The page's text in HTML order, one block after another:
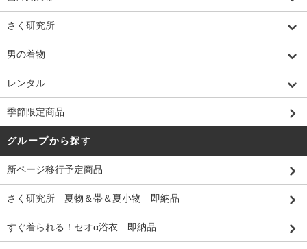
さく研究所
男の着物
レンタル
季節限定商品
グループから探す
新ページ移行予定商品
さく研究所 夏物＆帯＆夏小物 即納品
すぐ着られる！セオα浴衣 即納品